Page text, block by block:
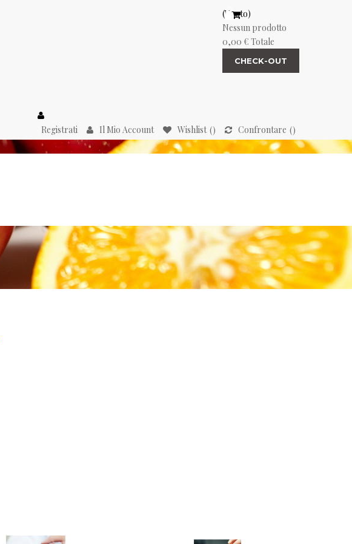
(Vuoto)
Nessun prodotto
0,00 € Totale
CHECK-OUT
Registrati Il Mio Account Wishlist Confrontare